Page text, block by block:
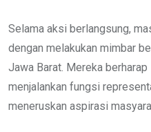
Selama aksi berlangsung,
dengan melakukan mimbar
Jawa Barat. Mereka
menjalankan fungsi
meneruskan aspirasi